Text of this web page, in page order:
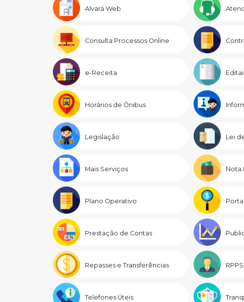
Alvará Web
Consulta Processos Online
e-Receita
Horários de Ônibus
Legislação Lei
Mais Serviços Nota
Plano Operativo
Prestação de Contas
Repasses e Transferências RPPS
Telefones Úteis